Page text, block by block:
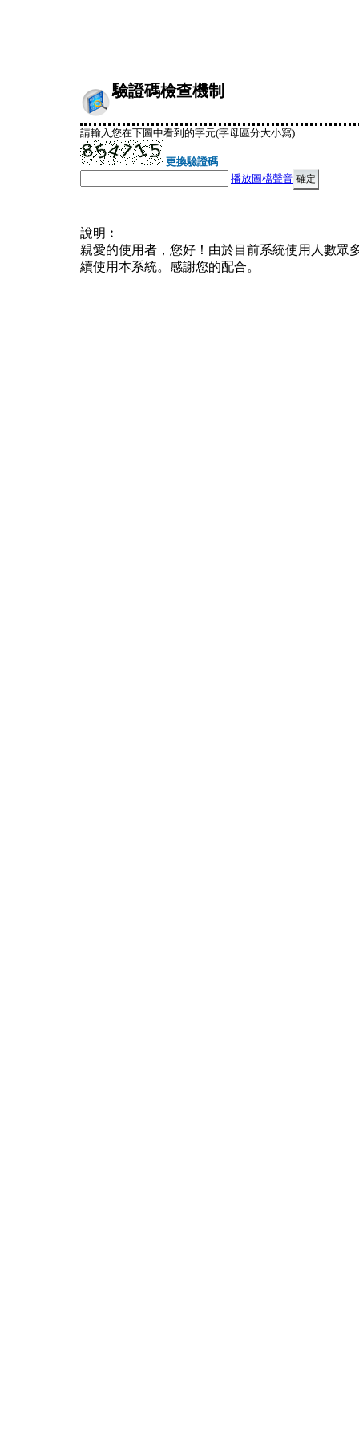
驗證碼檢查機制
請輸入您在下圖中看到的字元(字母區分大小寫)
更換驗證碼
播放圖檔聲音
說明︰
親愛的使用者，您好！由於目前系統使用人數眾
續使用本系統。感謝您的配合。